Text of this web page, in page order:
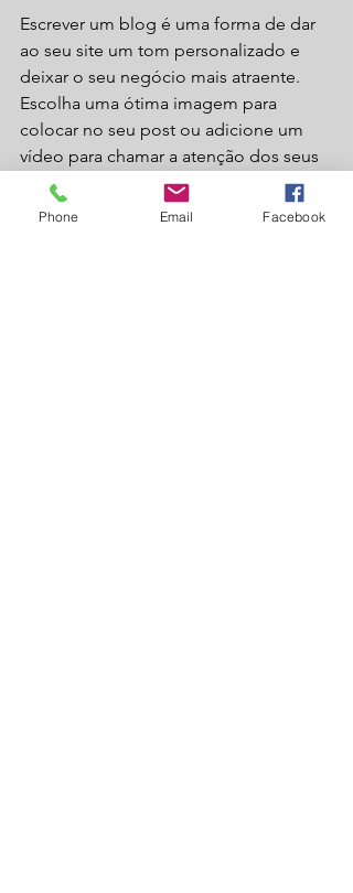
Escrever um blog é uma forma de dar
ao seu site um tom personalizado e
deixar o seu negócio mais atraente.
Escolha uma ótima imagem para
colocar no seu post ou adicione um
vídeo para chamar a atenção dos seus
visitantes. Está pronto para começar?
Crie um novo post agora.
Phone Email Facebook